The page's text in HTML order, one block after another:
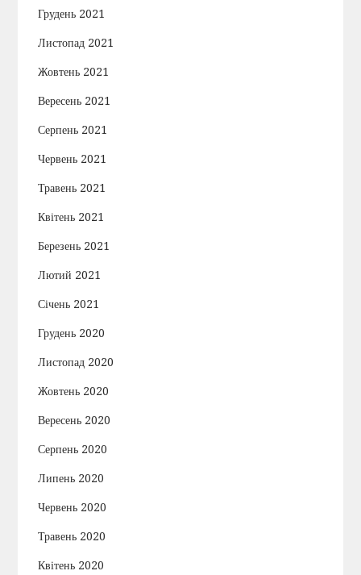
Грудень 2021
Листопад 2021
Жовтень 2021
Вересень 2021
Серпень 2021
Червень 2021
Травень 2021
Квітень 2021
Березень 2021
Лютий 2021
Січень 2021
Грудень 2020
Листопад 2020
Жовтень 2020
Вересень 2020
Серпень 2020
Липень 2020
Червень 2020
Травень 2020
Квітень 2020